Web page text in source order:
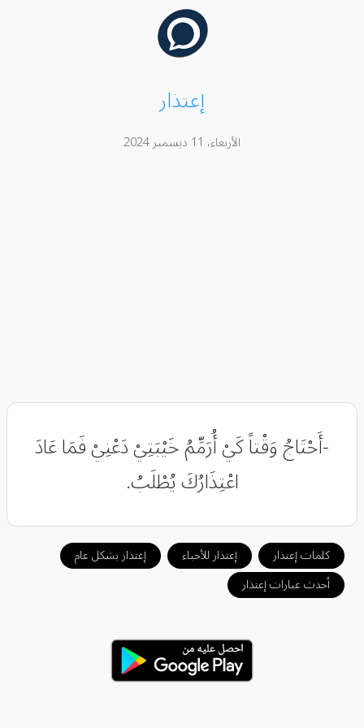
إعتذار
الأربعاء، 11 ديسمبر 2024
-أَحْتَاجُ وَقْتاً كَيْ أُرَمِّمُ خَيْبَتِيْ دَعْنِيْ فَمَا عَادَ
اعْتِذَارُكَ يُطْلَبُ.
كلمات إعتذار إعتذار للأحباء
إعتذار بشكل عام
أحدث عبارات إعتذار